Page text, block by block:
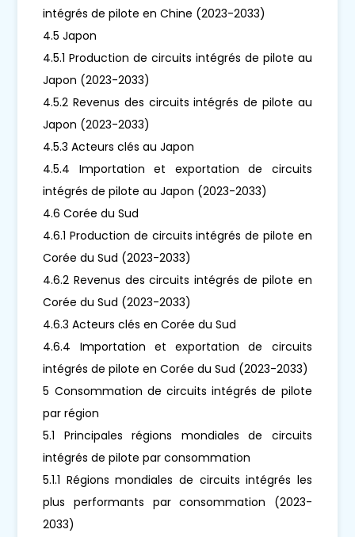
intégrés de pilote en Chine (2023-2033)
4.5 Japon
4.5.1 Production de circuits intégrés de pilote au
Japon (2023-2033)
4.5.2 Revenus des circuits intégrés de pilote au
Japon (2023-2033)
4.5.3 Acteurs clés au Japon
4.5.4 Importation et exportation de circuits
intégrés de pilote au Japon (2023-2033)
4.6 Corée du Sud
4.6.1 Production de circuits intégrés de pilote en
Corée du Sud (2023-2033)
4.6.2 Revenus des circuits intégrés de pilote en
Corée du Sud (2023-2033)
4.6.3 Acteurs clés en Corée du Sud
4.6.4 Importation et exportation de circuits
intégrés de pilote en Corée du Sud (2023-2033)
5 Consommation de circuits intégrés de pilote
par région
5.1 Principales régions mondiales de circuits
intégrés de pilote par consommation
5.1.1 Régions mondiales de circuits intégrés les
plus performants par consommation (2023-
2033)